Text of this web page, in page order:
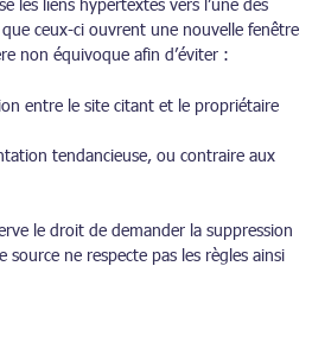
ceux-ci ouvrent une nouvelle fenêtre
non équivoque afin d’éviter :
entre le site citant et le propriétaire
tendancieuse, ou contraire aux
le droit de demander la suppression
source ne respecte pas les règles ainsi